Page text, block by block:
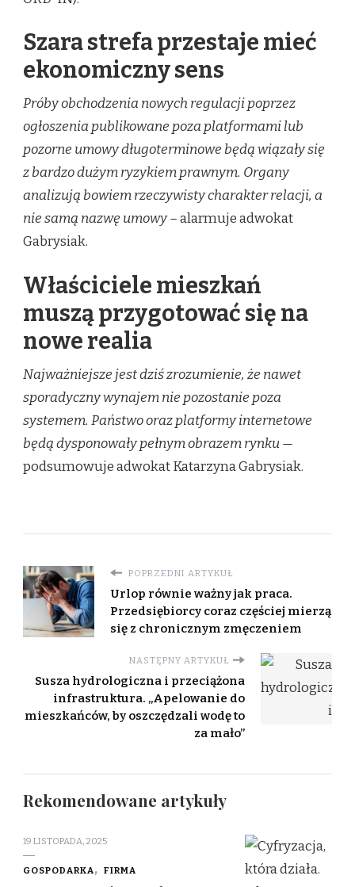
Szara strefa przestaje mieć
ekonomiczny sens
Próby obchodzenia nowych regulacji poprzez
ogłoszenia publikowane poza platformami lub
pozorne umowy długoterminowe będą wiązały się
z bardzo dużym ryzykiem prawnym. Organy
analizują bowiem rzeczywisty charakter relacji, a
nie samą nazwę umowy –alarmuje adwokat
Gabrysiak.
Właściciele mieszkań
muszą przygotować się na
nowe realia
Najważniejsze jest dziś zrozumienie, że nawet
sporadyczny wynajem nie pozostanie poza
systemem. Państwo oraz platformy internetowe
będą dysponowały pełnym obrazem rynku —
podsumowuje adwokat Katarzyna Gabrysiak.
POPRZEDNI ARTYKUŁ
Urlop równie ważny jak praca.
Przedsiębiorcy coraz częściej mierzą
się z chronicznym zmęczeniem
NASTĘPNY ARTYKUŁ
Susza hydrologiczna i przeciążona
infrastruktura. „Apelowanie do
mieszkańców, by oszczędzali wodę to
za mało”
Rekomendowane artykuły
19 LISTOPADA, 2025
GOSPODARKA FIRMA